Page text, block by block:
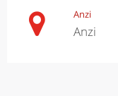
Anzi
Anzi